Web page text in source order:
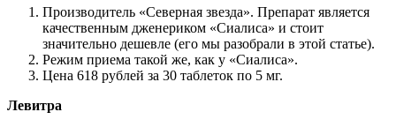
Производитель «Северная звезда». Препарат является
качественным дженериком «Сиалиса» и стоит
значительно дешевле (его мы разобрали в этой статье).
Режим приема такой же, как у «Сиалиса».
Цена 618 рублей за 30 таблеток по 5 мг.
Левитра